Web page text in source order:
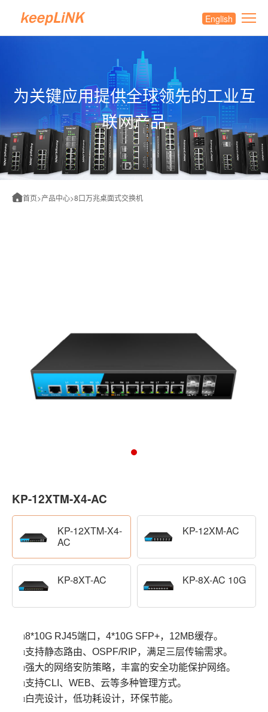
English
为关键应用提供全球领先的工业互
联网产品
首页>产品中心>8口万兆桌面式交换机
KP-12XTM-X4-AC
KP-12XTM-X4-
AC
KP-12XM-AC
KP-8XT-AC KP-8X-AC 10G
l8*10G RJ45端口，4*10G SFP+，12MB缓存。
l支持静态路由、OSPF/RIP，满足三层传输需求。
l强大的网络安防策略，丰富的安全功能保护网络。
l支持CLI、WEB、云等多种管理方式。
l 白壳设计，低功耗设计，环保节能。